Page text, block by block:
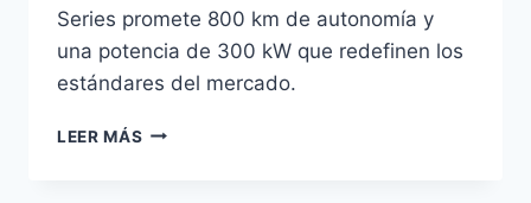
Series promete 800 km de autonomía y
una potencia de 300 kW que redefinen los
estándares del mercado.
LEER MÁS BYD